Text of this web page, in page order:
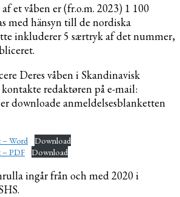
et våben er (fr.o.m. 2023) 1 100
med hänsyn till de nordiska
inkluderer 5 særtryk af det nummer,
Deres våben i Skandinavisk
redaktøren på e-mail:
downloade anmeldelsesblanketten
– Word Download
– PDF Download
ingår från och med 2020 i